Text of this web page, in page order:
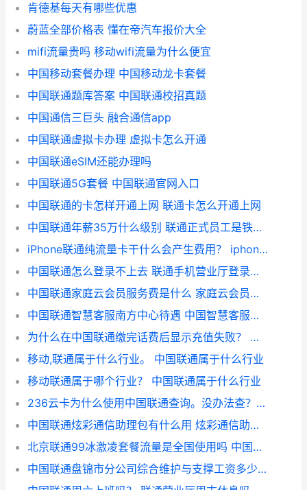
肯德基每天有哪些优惠
蔚蓝全部价格表 懂在帝汽车报价大全
mifi流量贵吗 移动wifi流量为什么便宜
中国移动套餐办理 中国移动龙卡套餐
中国联通题库答案 中国联通校招真题
中国通信三巨头 融合通信app
中国联通虚拟卡办理 虚拟卡怎么开通
中国联通eSIM还能办理吗
中国联通5G套餐 中国联通官网入口
中国联通的卡怎样开通上网 联通卡怎么开通上网
中国联通年薪35万什么级别 联通正式员工是铁饭碗吗
iPhone联通纯流量卡干什么会产生费用？ iphone不显示中国联通
中国联通怎么登录不上去 联通手机营业厅登录不上去
中国联通家庭云会员服务费是什么 家庭云会员怎么退订
中国联通智慧客服南方中心待遇 中国智慧客服南方中心
为什么在中国联通缴完话费后显示充值失败？ 联通充值失败但是钱扣了
移动,联通属于什么行业。 中国联通属于什么行业
移动联通属于哪个行业？ 中国联通属于什么行业
236云卡为什么使用中国联通查询。没办法查？ 236云卡好用吗
中国联通炫彩通信助理包有什么用 炫彩通信助理包是什么
北京联通99冰激凌套餐流量是全国使用吗 中国联通4g畅爽冰激凌99元套餐
中国联通盘锦市分公司综合维护与支撑工资多少 联通公司综合支撑是干啥的